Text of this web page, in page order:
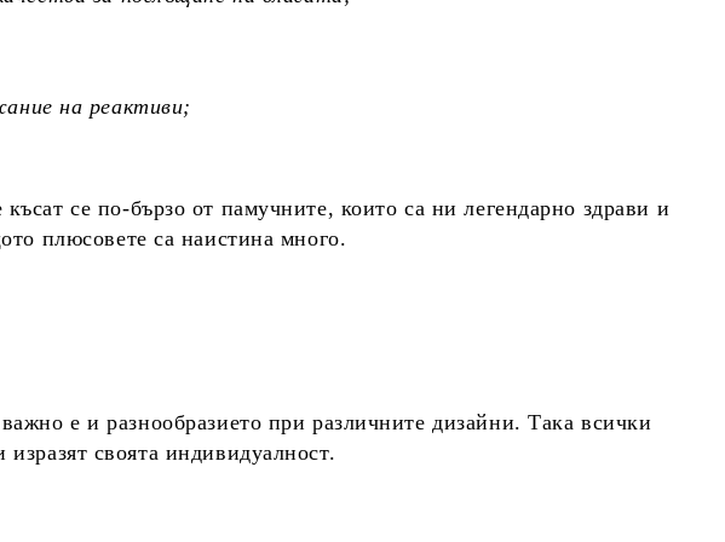
на реактиви;
се по-бързо от памучните, които са ни легендарно здрави и
плюсовете са наистина много.
е и разнообразието при различните дизайни. Така всички
своята индивидуалност.